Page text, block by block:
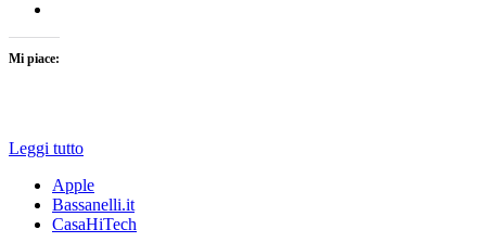
Mi piace:
Leggi tutto
Apple
Bassanelli.it
CasaHiTech